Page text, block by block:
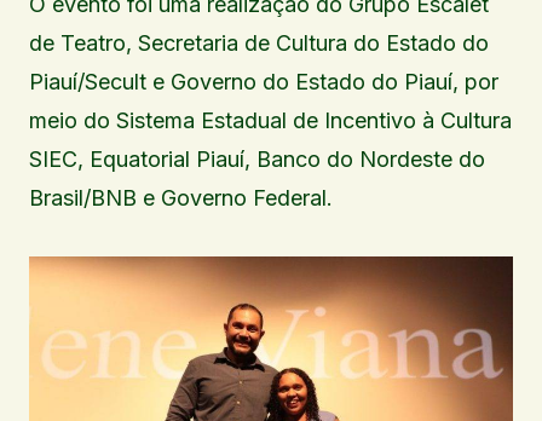
de Teatro, Secretaria de Cultura do Estado do
Piauí/Secult e Governo do Estado do Piauí, por
meio do Sistema Estadual de Incentivo à Cultura
SIEC, Equatorial Piauí, Banco do Nordeste do
Brasil/BNB e Governo Federal.